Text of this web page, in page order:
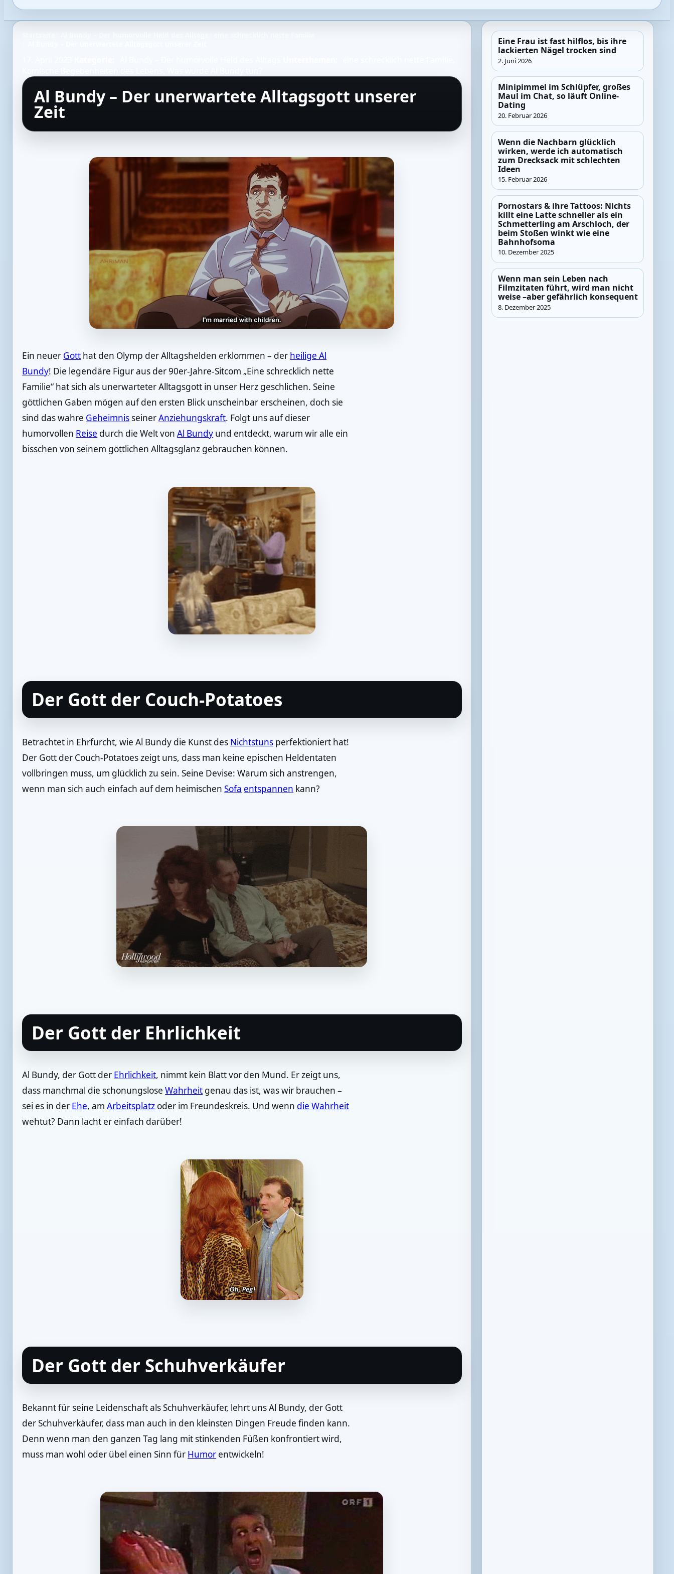
Al Bundy – Der unerwartete Alltagsgott unserer
Zeit
Ein neuer Gott hat den Olymp der Alltagshelden erklommen – der heilige Al
Bundy! Die legendäre Figur aus der 90er-Jahre-Sitcom „Eine schrecklich nette
Familie“ hat sich als unerwarteter Alltagsgott in unser Herz geschlichen. Seine
göttlichen Gaben mögen auf den ersten Blick unscheinbar erscheinen, doch sie
sind das wahre GeheimnisseinerAnziehungskraft. Folgt uns auf dieser
humorvollen Reise durch die Welt vonAl Bundy und entdeckt, warum wir alle ein
bisschen von seinem göttlichen Alltagsglanz gebrauchen können.
Der Gott der Couch-Potatoes
Betrachtet in Ehrfurcht, wie Al Bundy die Kunst des Nichtstuns perfektioniert hat!
Der Gott der Couch-Potatoes zeigt uns, dass man keine epischen Heldentaten
vollbringen muss, um glücklich zu sein. Seine Devise: Warum sich anstrengen,
wenn man sich auch einfach auf dem heimischenSofa entspannen kann?
Der Gott der Ehrlichkeit
Al Bundy, der Gott der Ehrlichkeit, nimmt kein Blatt vor den Mund. Er zeigt uns,
dass manchmal die schonungsloseWahrheit genau das ist, was wir brauchen –
sei es in der Ehe, amArbeitsplatz oder im Freundeskreis. Und wenn die Wahrheit
wehtut? Dann lacht er einfach darüber!
Der Gott der Schuhverkäufer
Bekannt für seine Leidenschaft als Schuhverkäufer, lehrt uns Al Bundy, der Gott
der Schuhverkäufer, dass man auch in den kleinsten Dingen Freude finden kann.
Denn wenn man den ganzen Tag lang mit stinkenden Füßen konfrontiert wird,
muss man wohl oder übel einen Sinn für Humor entwickeln!
Eine Frau ist fast hilflos, bis ihre
lackierten Nägel trocken sind
2. Juni 2026
Minipimmel im Schlüpfer, großes
Maul im Chat, so läuft Online-
Dating
20. Februar 2026
Wenn die Nachbarn glücklich
wirken, werde ich automatisch
zum Drecksack mit schlechten
Ideen
15. Februar 2026
Pornostars & ihre Tattoos: Nichts
killt eine Latte schneller als ein
Schmetterling am Arschloch, der
beim Stoßen winkt wie eine
Bahnhofsoma
10. Dezember 2025
Wenn man sein Leben nach
Filmzitaten führt, wird man nicht
weise –aber gefährlich konsequent
8. Dezember 2025